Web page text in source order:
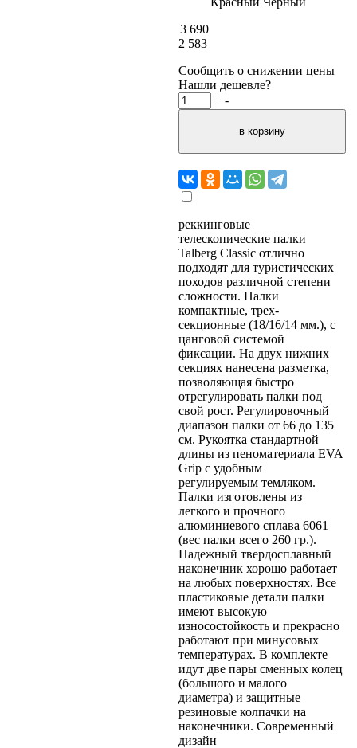
3 690
2 583
Сообщить о снижении цены
Нашли дешевле?
+ -
реккинговые
телескопические палки
Talberg Classic отлично
подходят для туристических
походов различной степени
сложности. Палки
компактные, трех-
секционные (18/16/14 мм.), с
цанговой системой
фиксации. На двух нижних
секциях нанесена разметка,
позволяющая быстро
отрегулировать палки под
свой рост. Регулировочный
диапазон палки от 66 до 135
см. Рукоятка стандартной
длины из пеноматериала EVA
Grip с удобным
регулируемым темляком.
Палки изготовлены из
легкого и прочного
алюминиевого сплава 6061
(вес палки всего 260 гр.).
Надежный твердосплавный
наконечник хорошо работает
на любых поверхностях. Все
пластиковые детали палки
имеют высокую
износостойкость и прекрасно
работают при минусовых
температурах. В комплекте
идут две пары сменных колец
(большого и малого
диаметра) и защитные
резиновые колпачки на
наконечники. Современный
дизайн